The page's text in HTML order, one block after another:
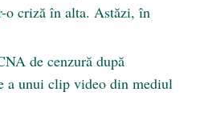
o criză în alta. Astăzi, în
de cenzură după
a unui clip video din mediul